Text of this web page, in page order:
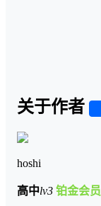
关于作者
hoshi
高中lv3 铂金会员